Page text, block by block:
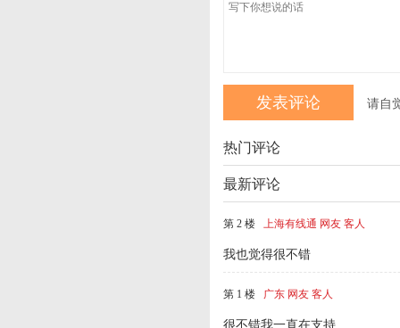
请自
热门评论
最新评论
第 2 楼 上海有线通 网友 客人
我也觉得很不错
第 1 楼 广东 网友 客人
很不错我一直在支持